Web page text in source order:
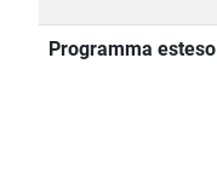
Programma esteso